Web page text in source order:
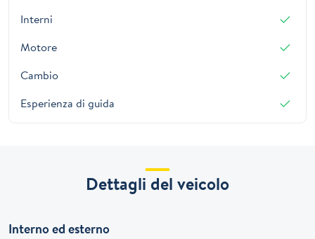
Interni
Motore
Cambio
Esperienza di guida
Dettagli del veicolo
Interno ed esterno